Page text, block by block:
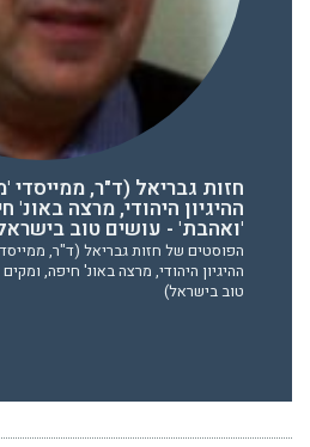
חזות גבריאל (ד"ר, ממייסדי
ההיגיון היהודי, מרצה באונ'
'ואהבת' - עושים טוב
הפוסטים של חזות גבריאל (ד"ר,
ההיגיון היהודי, מרצה באונ' חיפה,
טוב בישראל)